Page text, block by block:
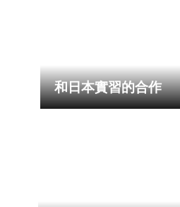
和日本實習的合作